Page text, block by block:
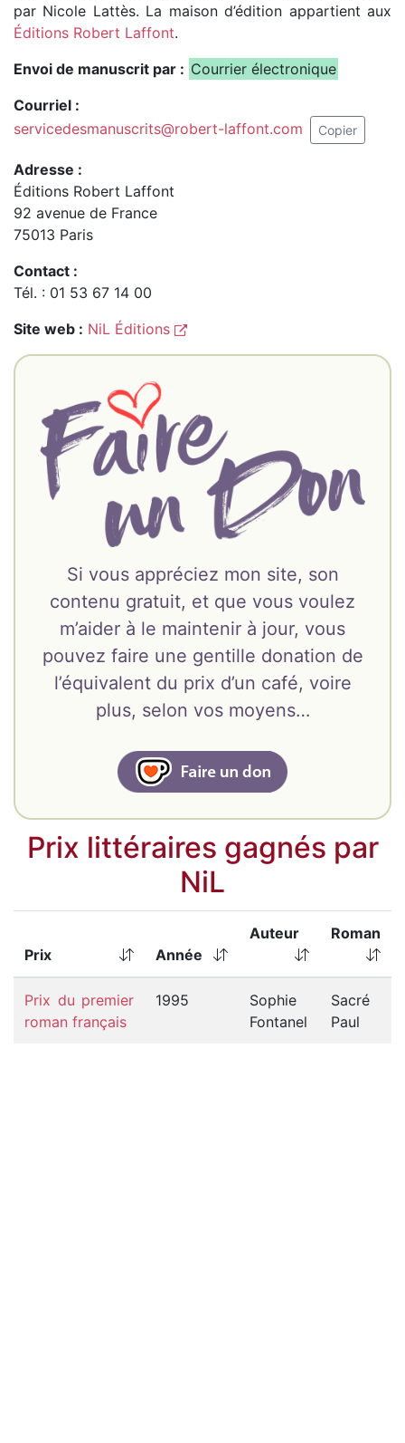
par Nicole Lattès. La maison d’édition appartient aux
Éditions Robert Laffont.
Envoi de manuscrit par : Courrier électronique
Courriel :
servicedesmanuscrits@robert-laffont.com
Copier
Adresse :
Éditions Robert Laffont
92 avenue de France
75013 Paris
Contact :
Tél. : 01 53 67 14 00
Site web : NiL Éditions
Si vous appréciez mon site, son
contenu gratuit, et que vous voulez
m’aider à le maintenir à jour, vous
pouvez faire une gentille donation de
l’équivalent du prix d’un café, voire
plus, selon vos moyens…
Prix littéraires gagnés par
NiL
Prix Année
Auteur Roman
Prix du premier
roman français
1995
Sophie
Fontanel
Sacré
Paul